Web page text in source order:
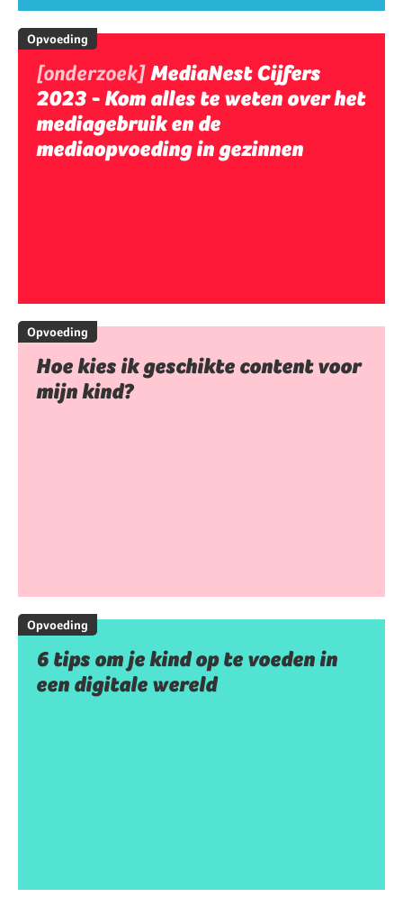
Opvoeding
[onderzoek]MediaNest Cijfers
2023 - Kom alles te weten over het
mediagebruik en de
mediaopvoeding in gezinnen
Opvoeding
Hoe kies ik geschikte content voor
mijn kind?
Opvoeding
6 tips om je kind op te voeden in
een digitale wereld